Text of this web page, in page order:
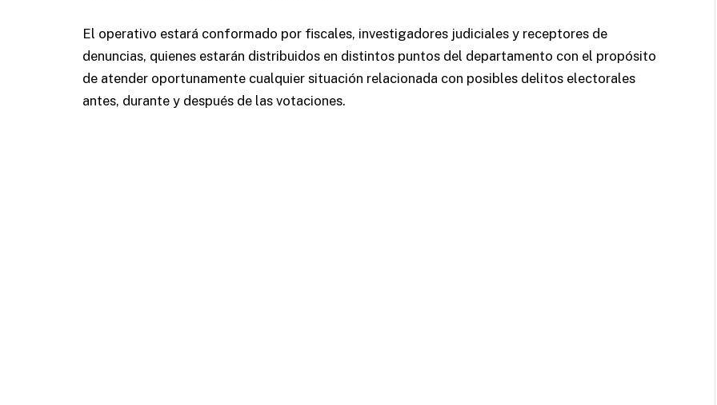
El operativo estará conformado por fiscales, investigadores judiciales y receptores de
denuncias, quienes estarán distribuidos en distintos puntos del departamento con el propósito
de atender oportunamente cualquier situación relacionada con posibles delitos electorales
antes, durante y después de las votaciones.